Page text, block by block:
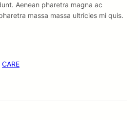
Aenean pharetra magna ac
massa massa ultricies mi quis.
CARE